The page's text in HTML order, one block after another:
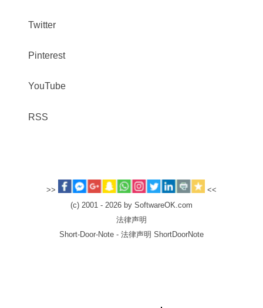
Twitter
Pinterest
YouTube
RSS
>>
<<
(c) 2001 - 2026 by SoftwareOK.com
法律声明
Short-Door-Note - 法律声明 ShortDoorNote